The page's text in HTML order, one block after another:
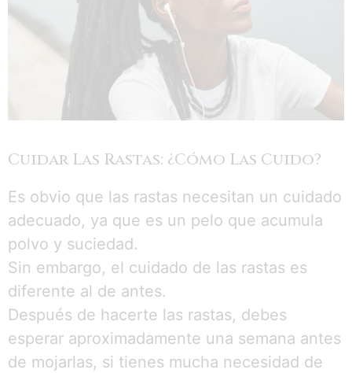
Cuidar Las Rastas: ¿Cómo Las Cuido?
Es obvio que las rastas necesitan un cuidado
adecuado, ya que es un pelo que acumula
polvo y suciedad.
Sin embargo, el cuidado de las rastas es
diferente al de antes.
Después de hacerte las rastas, debes
esperar aproximadamente una semana antes
de mojarlas, si tienes mucha necesidad de